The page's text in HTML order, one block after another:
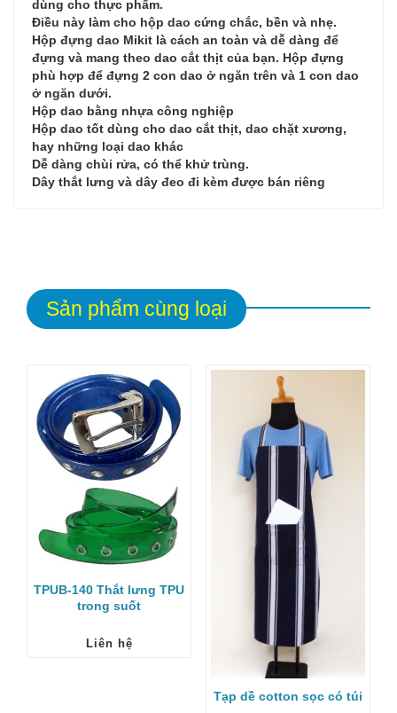
dùng cho thực phẩm.
Điều này làm cho hộp dao cứng chắc, bền và nhẹ.
Hộp đựng dao Mikit là cách an toàn và dễ dàng để
đựng và mang theo dao cắt thịt của bạn. Hộp đựng
phù hợp để đựng 2 con dao ở ngăn trên và 1 con dao
ở ngăn dưới.
Hộp dao bằng nhựa công nghiệp
Hộp dao tốt dùng cho dao cắt thịt, dao chặt xương,
hay những loại dao khác
Dễ dàng chùi rửa, có thể khử trùng.
Dây thắt lưng và dây đeo đi kèm được bán riêng
Sản phẩm cùng loại
TPUB-140 Thắt lưng TPU
trong suốt
Liên hệ
Tạp dề cotton sọc có túi